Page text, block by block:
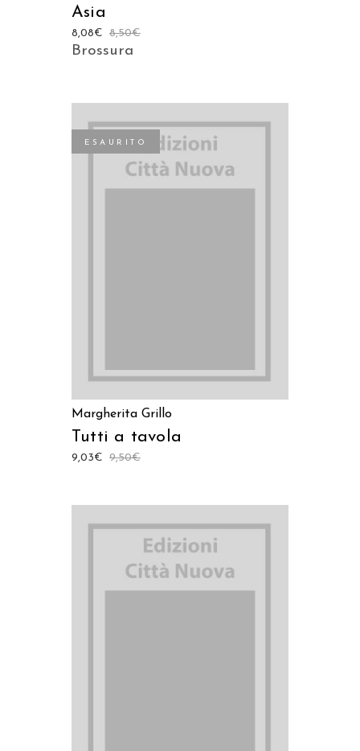
Asia
8,50€
8,08€
Brossura
ESAURITO
Margherita Grillo
Tutti a tavola
9,50€
9,03€